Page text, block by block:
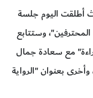
أطلقت اليوم جلسة
وستتابع
مع سعادة جمال
بعنوان "الرواية